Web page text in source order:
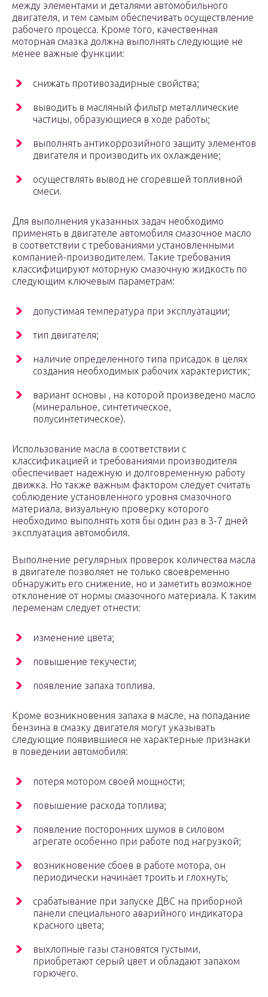
между элементами и деталями автомобильного
двигателя, и тем самым обеспечивать осуществление
рабочего процесса. Кроме того, качественная
моторная смазка должна выполнять следующие не
менее важные функции:
снижать противозадирные свойства;
выводить в масляный фильтр металлические
частицы, образующиеся в ходе работы;
выполнять антикоррозийного защиту элементов
двигателя и производить их охлаждение;
осуществлять вывод не сгоревшей топливной
смеси.
Для выполнения указанных задач необходимо
применять в двигателе автомобиля смазочное масло
в соответствии с требованиями установленными
компанией-производителем. Такие требования
классифицируют моторную смазочную жидкость по
следующим ключевым параметрам:
допустимая температура при эксплуатации;
тип двигателя;
наличие определенного типа присадок в целях
создания необходимых рабочих характеристик;
вариант основы , на которой произведено масло
(минеральное, синтетическое,
полусинтетическое).
Использование масла в соответствии с
классификацией и требованиями производителя
обеспечивает надежную и долговременную работу
движка. Но также важным фактором следует считать
соблюдение установленного уровня смазочного
материала, визуальную проверку которого
необходимо выполнять хотя бы один раз в 3-7 дней
эксплуатация автомобиля.
Выполнение регулярных проверок количества масла
в двигателе позволяет не только своевременно
обнаружить его снижение, но и заметить возможное
отклонение от нормы смазочного материала. К таким
переменам следует отнести:
изменение цвета;
повышение текучести;
появление запаха топлива.
Кроме возникновения запаха в масле, на попадание
бензина в смазку двигателя могут указывать
следующие появившиеся не характерные признаки
в поведении автомобиля:
потеря мотором своей мощности;
повышение расхода топлива;
появление посторонних шумов в силовом
агрегате особенно при работе под нагрузкой;
возникновение сбоев в работе мотора, он
периодически начинает троить и глохнуть;
срабатывание при запуске ДВС на приборной
панели специального аварийного индикатора
красного цвета;
выхлопные газы становятся густыми,
приобретают серый цвет и обладают запахом
горючего.